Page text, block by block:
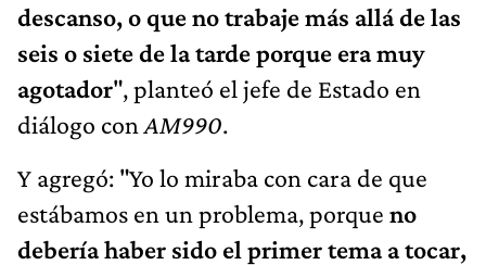
descanso, o que no trabaje más allá de las
seis o siete de la tarde porque era muy
agotador", planteó el jefe de Estado en
diálogo con AM990.
Y agregó: "Yo lo miraba con cara de que
estábamos en un problema, porque no
debería haber sido el primer tema a tocar,